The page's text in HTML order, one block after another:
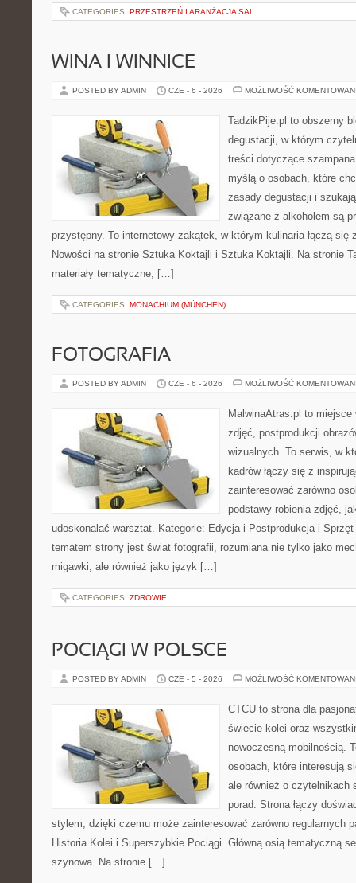
CATEGORIES: PRZESTRZEŃ I ARANŻACJA SAL
WINA I WINNICE
POSTED BY ADMIN CZE - 6 - 2026 MOŻLIWOŚĆ
TadzikPije.pl to obszerny
degustacji, w którym
treści dotyczące
myślą o osobach, które
zasady degustacji i
związane z alkoholem są
przystępny. To internetowy zakątek, w którym kulinaria łączą się
Nowości na stronie Sztuka Koktajli i Sztuka Koktajli. Na stronie
materiały tematyczne, […]
CATEGORIES: MONACHIUM (MÜNCHEN)
FOTOGRAFIA
POSTED BY ADMIN CZE - 6 - 2026 MOŻLIWOŚĆ
MalwinaAtras.pl to
zdjęć, postprodukcji
wizualnych. To serwis, w
kadrów łączy się z
zainteresować zarówno
podstawy robienia zdjęć,
udoskonalać warsztat. Kategorie: Edycja i Postprodukcja i Sprzęt
tematem strony jest świat fotografii, rozumiana nie tylko jako
migawki, ale również jako język […]
CATEGORIES: ZDROWIE
POCIĄGI W POLSCE
POSTED BY ADMIN CZE - 5 - 2026 MOŻLIWOŚĆ
CTCU to strona dla
świecie kolei oraz
nowoczesną mobilnością.
osobach, które interesują
ale również o czytelnikach
porad. Strona łączy
stylem, dzięki czemu może zainteresować zarówno regularnych
Historia Kolei i Superszybkie Pociągi. Główną osią tematyczną
szynowa. Na stronie […]